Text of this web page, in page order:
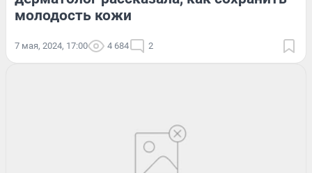
молодость кожи
7 мая, 2024, 17:00 4 684 2